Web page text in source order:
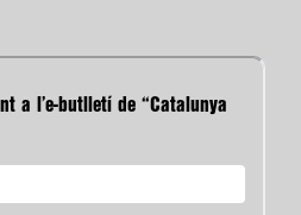
a l’e-butlletí de “Catalunya